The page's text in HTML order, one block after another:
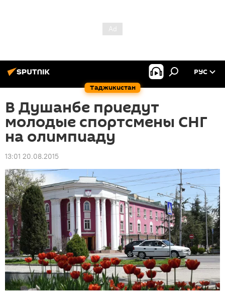
Таджикистан
РУС
В Душанбе приедут
молодые спортсмены СНГ
на олимпиаду
13:01 20.08.2015